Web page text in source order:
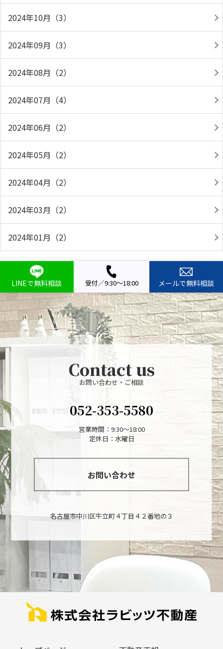
2024年10月（3）
2024年09月（3）
2024年08月（2）
2024年07月（4）
2024年06月（2）
2024年05月（2）
2024年04月（2）
2024年03月（2）
2024年01月（2）
LINEで無料相談 受付／9:30～18:00 メールで無料相談
Contact us
お問い合わせ・ご相談
052-353-5580
営業時間：9:30～18:00
定休日：水曜日
お問い合わせ
名古屋市中川区牛立町４丁目４２番地の３